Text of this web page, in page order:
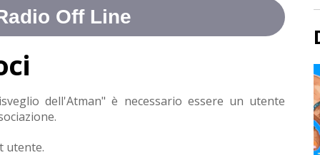
dell'Atman" è necessario essere un utente
utente.